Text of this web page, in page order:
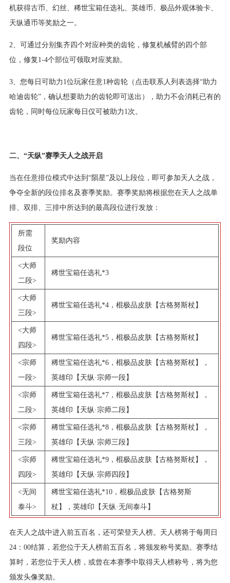
机获得古币、幻丝、稀世宝箱任选礼、英雄币、极品外观体验卡、
天纵通币等奖励之一。
2、可通过分别集齐四个对应种类的齿轮，修复机械臂的四个部
位，修复1-4个部位可领取对应奖励。
3、您每日可助力1位玩家任意1种齿轮（点击联系人列表选择“助力
哈迪齿轮”，确认想要助力的齿轮即可送出），助力不会消耗已有的
齿轮，同时每位玩家每日仅可被助力1次。
二、“天纵”赛季天人之战开启
当在任意排位模式中达到“陨星”及以上段位，即可参加天人之战，
争夺全新的段位排名及赛季奖励。赛季奖励将根据您在天人之战单
排、双排、三排中所达到的最高段位进行发放：
所需
段位
奖励内容
<大师
二段>
稀世宝箱任选礼*3
<大师
三段>
稀世宝箱任选礼*4，棍极品皮肤【古格努斯杖】
<大师
四段>
稀世宝箱任选礼*5，棍极品皮肤【古格努斯杖】
<宗师
一段>
稀世宝箱任选礼*6，棍极品皮肤【古格努斯杖】，
英雄印【天纵·宗师一段】
<宗师
二段>
稀世宝箱任选礼*7，棍极品皮肤【古格努斯杖】，
英雄印【天纵·宗师二段】
<宗师
三段>
稀世宝箱任选礼*8，棍极品皮肤【古格努斯杖】，
英雄印【天纵·宗师三段】
<宗师
四段>
稀世宝箱任选礼*9，棍极品皮肤【古格努斯杖】，
英雄印【天纵·宗师四段】
<无间
泰斗>
稀世宝箱任选礼*10，棍极品皮肤【古格努斯
杖】，英雄印【天纵·无间泰斗】
在天人之战中进入前五百名，还可荣登天人榜。天人榜将于每周日
24：00结算，若您位于天人榜前五百名，将颁发称号奖励。赛季结
算时，若您位于天人榜，或曾在本赛季中取得天人榜称号，将为您
颁发头像奖励。